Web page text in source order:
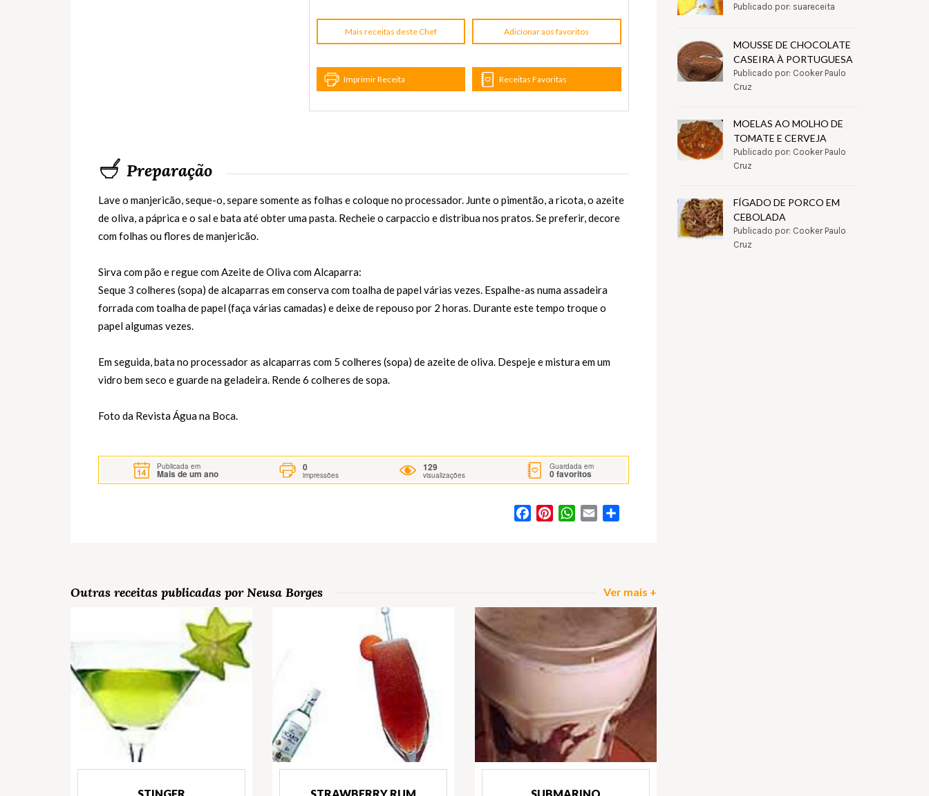
Mais receitas deste Chef Adicionar aos favoritos
Imprimir Receita Receitas Favoritas
Preparação
Lave o manjericão, seque-o, separe somente as folhas e coloque no processador. Junte o pimentão, a ricota, o azeite
de oliva, a páprica e o sal e bata até obter uma pasta. Recheie o carpaccio e distribua nos pratos. Se preferir, decore
com folhas ou flores de manjericão.
Sirva com pão e regue com Azeite de Oliva com Alcaparra:
Seque 3 colheres (sopa) de alcaparras em conserva com toalha de papel várias vezes. Espalhe-as numa assadeira
forrada com toalha de papel (faça várias camadas) e deixe de repouso por 2 horas. Durante este tempo troque o
papel algumas vezes.
Em seguida, bata no processador as alcaparras com 5 colheres (sopa) de azeite de oliva. Despeje e mistura em um
vidro bem seco e guarde na geladeira. Rende 6 colheres de sopa.
Foto da Revista Água na Boca.
Publicada em
Mais de um ano
0
impressões
129
visualizações
Guardada em
0favoritos
FacebookPinterestWhatsApp
Email
Outras receitas publicadas por Neusa Borges Ver mais +
Publicado por: suareceita
MOUSSE DE CHOCOLATE
CASEIRA À PORTUGUESA
Publicado por: Cooker Paulo
Cruz
MOELAS AO MOLHO DE
TOMATE E CERVEJA
Publicado por: Cooker Paulo
Cruz
FÍGADO DE PORCO EM
CEBOLADA
Publicado por: Cooker Paulo
Cruz